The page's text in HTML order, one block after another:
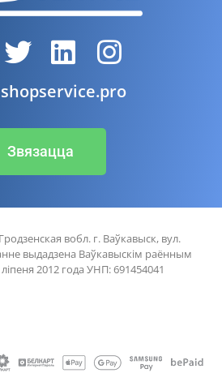
Звязацца
вобл. г. Ваўкавыск, вул.
выдадзена Ваўкавыскім раённым
2012 года УНП: 691454041